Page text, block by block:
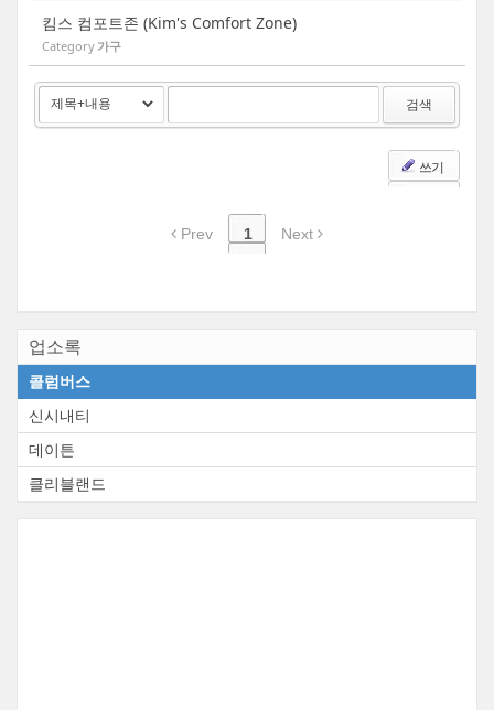
킴스 컴포트존 (Kim's Comfort Zone)
Category 가구
검색
쓰기
Prev 1 Next
업소록
콜럼버스
신시내티
데이튼
클리블랜드